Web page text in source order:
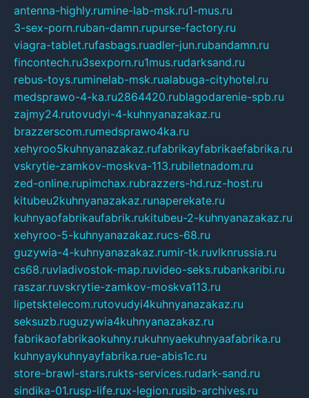
antenna-highly.rumine-lab-msk.ru1-mus.ru
3-sex-porn.ruban-damn.rupurse-factory.ru
viagra-tablet.rufasbags.ruadler-jun.rubandamn.ru
fincontech.ru3sexporn.ru1mus.rudarksand.ru
rebus-toys.ruminelab-msk.rualabuga-cityhotel.ru
medsprawo-4-ka.ru2864420.rublagodarenie-spb.ru
zajmy24.rutovudyi-4-kuhnyanazakaz.ru
brazzerscom.rumedsprawo4ka.ru
xehyroo5kuhnyanazakaz.rufabrikayfabrikaefabrika.ru
vskrytie-zamkov-moskva-113.rubiletnadom.ru
zed-online.rupimchax.rubrazzers-hd.ruz-host.ru
kitubeu2kuhnyanazakaz.runaperekate.ru
kuhnyaofabrikaufabrik.rukitubeu-2-kuhnyanazakaz.ru
xehyroo-5-kuhnyanazakaz.rucs-68.ru
guzywia-4-kuhnyanazakaz.rumir-tk.ruvlknrussia.ru
cs68.ruvladivostok-map.ruvideo-seks.rubankaribi.ru
raszar.ruvskrytie-zamkov-moskva113.ru
lipetsktelecom.rutovudyi4kuhnyanazakaz.ru
seksuzb.ruguzywia4kuhnyanazakaz.ru
fabrikaofabrikaokuhny.rukuhnyaekuhnyaafabrika.ru
kuhnyaykuhnyayfabrika.rue-abis1c.ru
store-brawl-stars.rukts-services.rudark-sand.ru
sindika-01.rusp-life.rux-legion.rusib-archives.ru